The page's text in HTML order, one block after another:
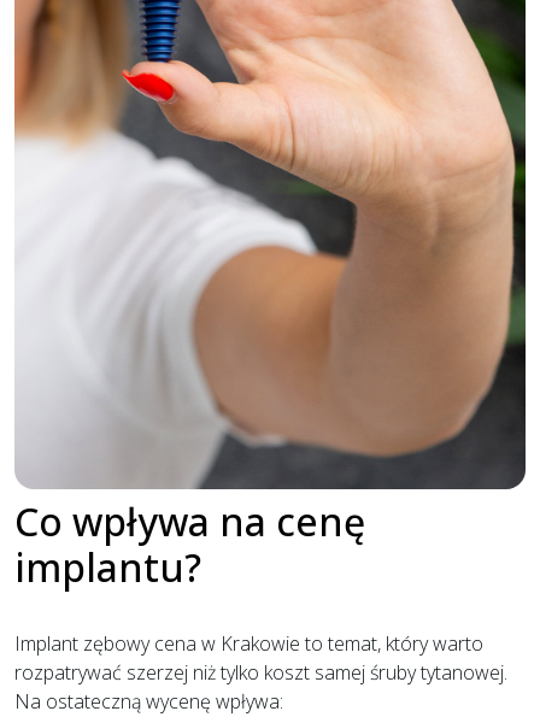
Co wpływa na cenę
implantu?
Implant zębowy cena w Krakowie to temat, który warto
rozpatrywać szerzej niż tylko koszt samej śruby tytanowej.
Na ostateczną wycenę wpływa: